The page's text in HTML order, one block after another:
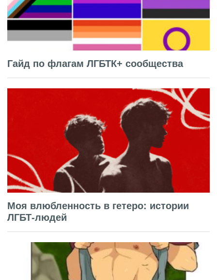
Гайд по флагам ЛГБТК+ сообщества
Моя влюбленность в гетеро: истории
ЛГБТ-людей